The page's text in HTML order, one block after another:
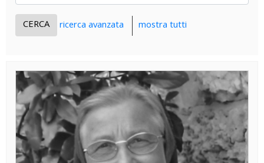
ricerca avanzata mostra tutti